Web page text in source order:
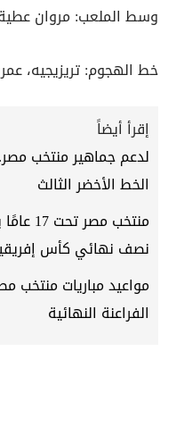
وسط الملعب: مروان
خط الهجوم: تريزيجيه،
إقرأ أيضاً
لدعم جماهير منتخب
الخط الأخضر الثالث
منتخب
نصف نهائي كأس
الفراعنة النهائية